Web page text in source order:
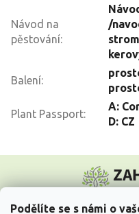
Podělíte se s námi o
Návod na
pěstování:
/
Balení:
Plant Passport:
A:
D: CZ
p